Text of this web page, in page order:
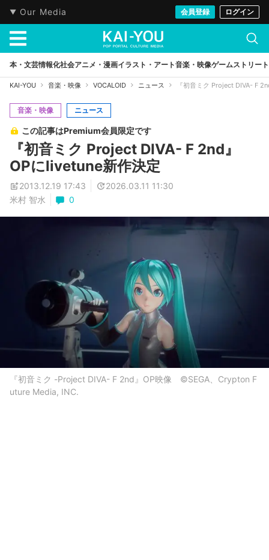
Our Media 会員登録 ログイン
本・文芸情報化社会アニメ・漫画イラスト・アート音楽・映像ゲームストリート
KAI-YOU 音楽・映像 VOCALOID ニュース 『初音ミク Project DIVA- F
音楽・映像 ニュース
この記事はPremium会員限定です
『初音ミク Project DIVA- F 2nd』
OPにlivetune新作決定
2013.12.19 17:43
2026.03.11 11:30
米村 智水
0
『初音ミク -Project DIVA- F 2nd』OP映像 ©SEGA、Crypton F
uture Media, INC.